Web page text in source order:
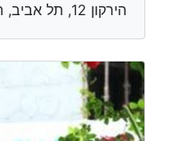
הירקון 12, תל אביב, תל אביב יפו